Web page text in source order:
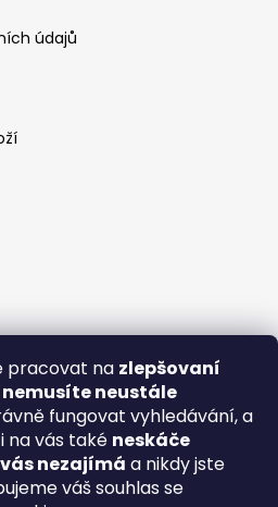
pracovat na zlepšovaní
nemusíte neustále
fungovat vyhledávání, a
na vás také neskáče
nezajímá a nikdy jste
váš souhlas se
údajů